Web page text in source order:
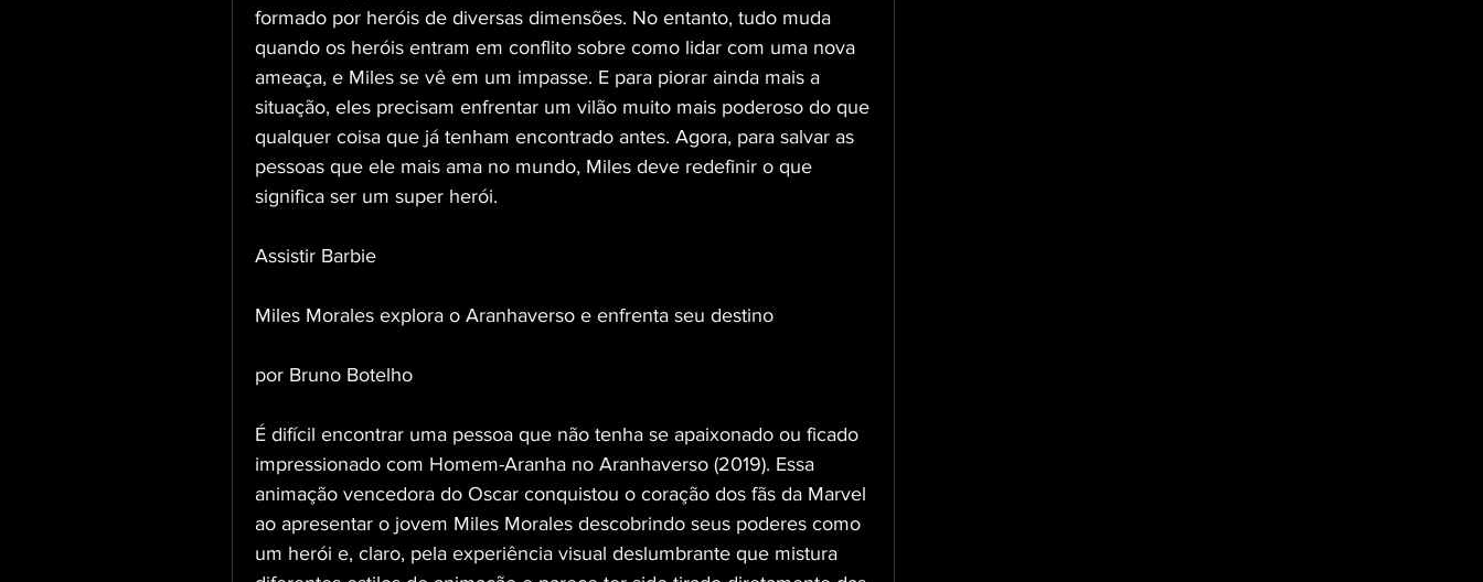
formado por heróis de diversas dimensões. No entanto, tudo muda
quando os heróis entram em conflito sobre como lidar com uma nova
ameaça, e Miles se vê em um impasse. E para piorar ainda mais a
situação, eles precisam enfrentar um vilão muito mais poderoso do que
qualquer coisa que já tenham encontrado antes. Agora, para salvar as
pessoas que ele mais ama no mundo, Miles deve redefinir o que
significa ser um super herói.
Assistir Barbie
Miles Morales explora o Aranhaverso e enfrenta seu destino
por Bruno Botelho
É difícil encontrar uma pessoa que não tenha se apaixonado ou ficado
impressionado com Homem-Aranha no Aranhaverso (2019). Essa
animação vencedora do Oscar conquistou o coração dos fãs da Marvel
ao apresentar o jovem Miles Morales descobrindo seus poderes como
um herói e, claro, pela experiência visual deslumbrante que mistura